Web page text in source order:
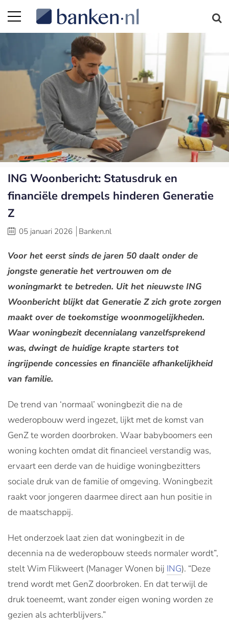
ING Woonbericht: Statusdruk en
financiële drempels hinderen Generatie
Z
05 januari 2026 Banken.nl
Voor het eerst sinds de jaren 50 daalt onder de
jongste generatie het vertrouwen om de
woningmarkt te betreden. Uit het nieuwste ING
Woonbericht blijkt dat Generatie Z zich grote zorgen
maakt over de toekomstige woonmogelijkheden.
Waar woningbezit decennialang vanzelfsprekend
was, dwingt de huidige krapte starters tot
ingrijpende concessies en financiële afhankelijkheid
van familie.
De trend van ‘normaal’ woningbezit die na de
wederopbouw werd ingezet, lijkt met de komst van
GenZ te worden doorbroken. Waar babyboomers een
woning kochten omdat dit financieel verstandig was,
ervaart een derde van de huidige woningbezitters
sociale druk van de familie of omgeving. Woningbezit
raakt voor jongeren daarmee direct aan hun positie in
de maatschappij.
Het onderzoek laat zien dat woningbezit in de
decennia na de wederopbouw steeds normaler wordt”,
stelt Wim Flikweert (Manager Wonen bij ING). “Deze
trend wordt met GenZ doorbroken. En dat terwijl de
druk toeneemt, want zonder eigen woning worden ze
gezien als achterblijvers.”